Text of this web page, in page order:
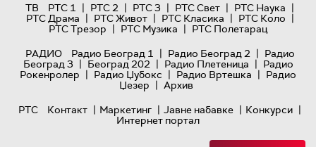
ТВ
РТС 1 | РТС 2 | РТС 3 | РТС Свет | РТС Наука |
РТС Драма | РТС Живот | РТС Класика | РТС Коло |
РТС Трезор | РТС Музика | РТС Полетарац
РАДИО
Радио Београд 1 | Радио Београд 2 | Радио
Београд 3 | Београд 202 | Радио Плетеница | Радио
Рокенролер | Радио Џубокс | Радио Вртешка | Радио
Џезер | Архив
РТС
Контакт | Маркетинг | Јавне набавке | Конкурси |
Интернет портал